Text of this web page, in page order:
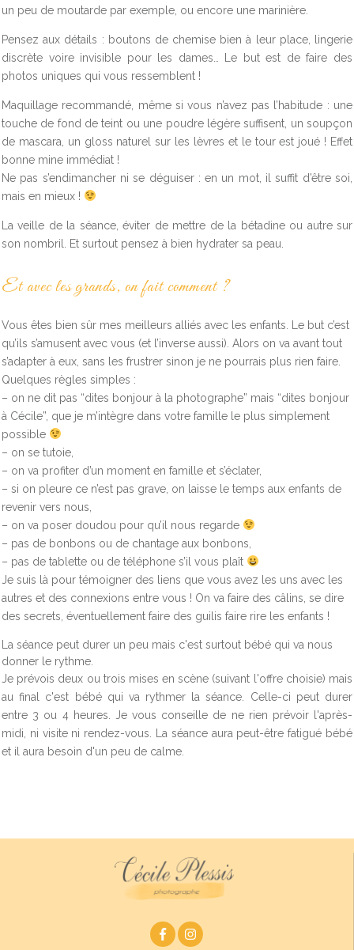
un peu de moutarde par exemple, ou encore une marinière.
Pensez aux détails : boutons de chemise bien à leur place, lingerie
discrète voire invisible pour les dames… Le but est de faire des
photos uniques qui vous ressemblent !
Maquillage recommandé, même si vous n’avez pas l’habitude : une
touche de fond de teint ou une poudre légère suffisent, un soupçon
de mascara, un gloss naturel sur les lèvres et le tour est joué ! Effet
bonne mine immédiat !
Ne pas s’endimancher ni se déguiser : en un mot, il suffit d’être soi,
mais en mieux !
La veille de la séance, éviter de mettre de la bétadine ou autre sur
son nombril. Et surtout pensez à bien hydrater sa peau.
Et avec les grands, on fait comment ?
Vous êtes bien sûr mes meilleurs alliés avec les enfants. Le but c’est
qu’ils s’amusent avec vous (et l’inverse aussi). Alors on va avant tout
s’adapter à eux, sans les frustrer sinon je ne pourrais plus rien faire.
Quelques règles simples :
– on ne dit pas “dites bonjour à la photographe” mais “dites bonjour
à Cécile”, que je m’intègre dans votre famille le plus simplement
possible
– on se tutoie,
– on va profiter d’un moment en famille et s’éclater,
– si on pleure ce n’est pas grave, on laisse le temps aux enfants de
revenir vers nous,
– on va poser doudou pour qu’il nous regarde
– pas de bonbons ou de chantage aux bonbons,
– pas de tablette ou de téléphone s’il vous plaît
Je suis là pour témoigner des liens que vous avez les uns avec les
autres et des connexions entre vous ! On va faire des câlins, se dire
des secrets, éventuellement faire des guilis faire rire les enfants !
La séance peut durer un peu mais c'est surtout bébé qui va nous
donner le rythme.
Je prévois deux ou trois mises en scène (suivant l'offre choisie) mais
au final c'est bébé qui va rythmer la séance. Celle-ci peut durer
entre 3 ou 4 heures. Je vous conseille de ne rien prévoir l'après-
midi, ni visite ni rendez-vous. La séance aura peut-être fatigué bébé
et il aura besoin d'un peu de calme.